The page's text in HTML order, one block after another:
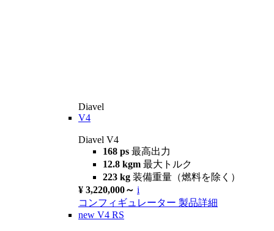
Diavel
V4
Diavel V4
168 ps 最高出力
12.8 kgm 最大トルク
223 kg 装備重量（燃料を除く）
¥ 3,220,000～ i
コンフィギュレーター 製品詳細
new V4 RS